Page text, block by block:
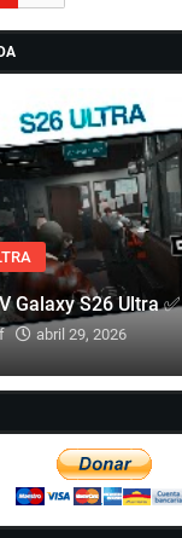
Galaxy S26 Ultra ✅
abril 29, 2026